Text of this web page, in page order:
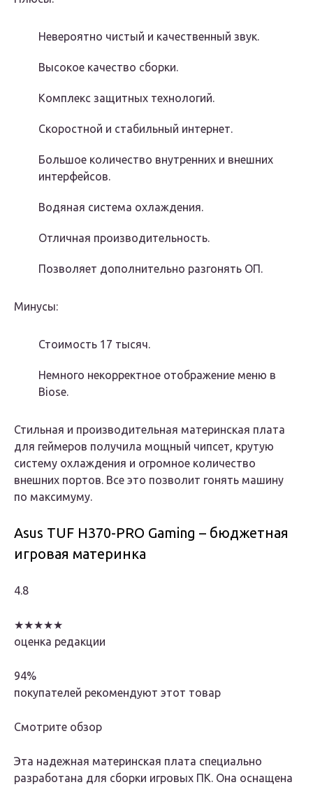
Невероятно чистый и качественный звук.
Высокое качество сборки.
Комплекс защитных технологий.
Скоростной и стабильный интернет.
Большое количество внутренних и внешних
интерфейсов.
Водяная система охлаждения.
Отличная производительность.
Позволяет дополнительно разгонять ОП.
Минусы:
Стоимость 17 тысяч.
Немного некорректное отображение меню в
Biose.
Стильная и производительная материнская плата
для геймеров получила мощный чипсет, крутую
систему охлаждения и огромное количество
внешних портов. Все это позволит гонять машину
по максимуму.
Asus TUF H370-PRO Gaming – бюджетная
игровая материнка
4.8
★★★★★
оценка редакции
94%
покупателей рекомендуют этот товар
Смотрите обзор
Эта надежная материнская плата специально
разработана для сборки игровых ПК. Она оснащена